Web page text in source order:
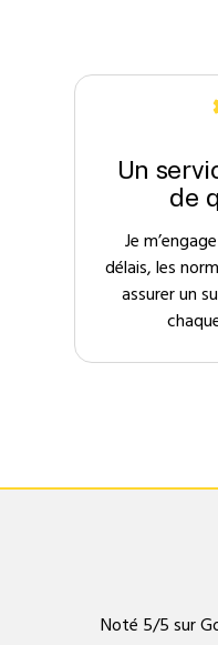
Un
de
Je
délais, les
assurer un
Noté 5/5 sur